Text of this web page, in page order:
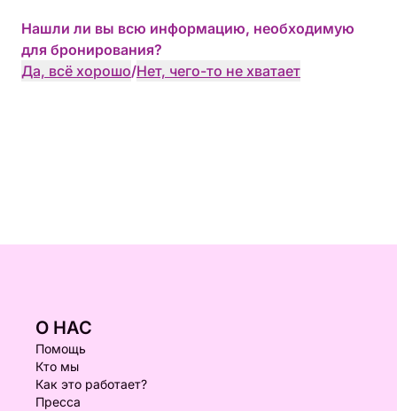
Нашли ли вы всю информацию, необходимую
для бронирования?
Да, всё хорошо/Нет, чего-то не хватает
О НАС
Помощь
Кто мы
Как это работает?
Пресса